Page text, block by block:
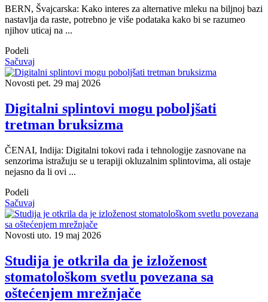
BERN, Švajcarska: Kako interes za alternative mleku na biljnoj bazi
nastavlja da raste, potrebno je više podataka kako bi se razumeo
njihov uticaj na ...
Podeli
Sačuvaj
Novosti pet. 29 maj 2026
Digitalni splintovi mogu poboljšati
tretman bruksizma
ČENAI, Indija: Digitalni tokovi rada i tehnologije zasnovane na
senzorima istražuju se u terapiji okluzalnim splintovima, ali ostaje
nejasno da li ovi ...
Podeli
Sačuvaj
Novosti uto. 19 maj 2026
Studija je otkrila da je izloženost
stomatološkom svetlu povezana sa
oštećenjem mrežnjače